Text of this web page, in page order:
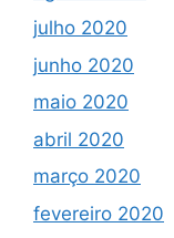
julho 2020
junho 2020
maio 2020
abril 2020
março 2020
fevereiro 2020